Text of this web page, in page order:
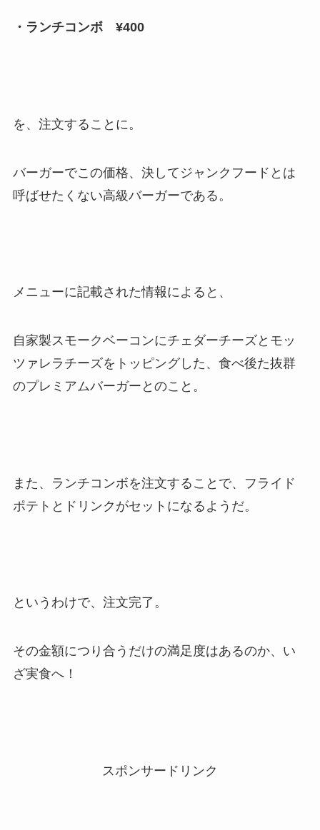
・ランチコンボ ¥400
を、注文することに。
バーガーでこの価格、決してジャンクフードとは
呼ばせたくない高級バーガーである。
メニューに記載された情報によると、
自家製スモークベーコンにチェダーチーズとモッ
ツァレラチーズをトッピングした、食べ後た抜群
のプレミアムバーガーとのこと。
また、ランチコンボを注文することで、フライド
ポテトとドリンクがセットになるようだ。
というわけで、注文完了。
その金額につり合うだけの満足度はあるのか、い
ざ実食へ！
スポンサードリンク